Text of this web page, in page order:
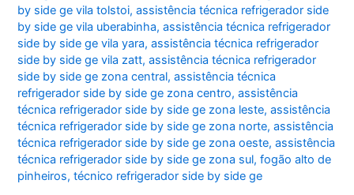
by side ge vila tolstoi,assistência técnica refrigerador side
by side ge vila uberabinha,assistência técnica refrigerador
side by side ge vila yara,assistência técnica refrigerador
side by side ge vila zatt,assistência técnica refrigerador
side by side ge zona central,assistência técnica
refrigerador side by side ge zona centro,assistência
técnica refrigerador side by side ge zona leste,assistência
técnica refrigerador side by side ge zona norte,assistência
técnica refrigerador side by side ge zona oeste,assistência
técnica refrigerador side by side ge zona sul,fogão alto de
pinheiros,técnico refrigerador side by side ge